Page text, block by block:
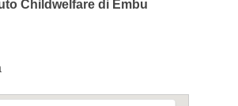
Childwelfare di Embu